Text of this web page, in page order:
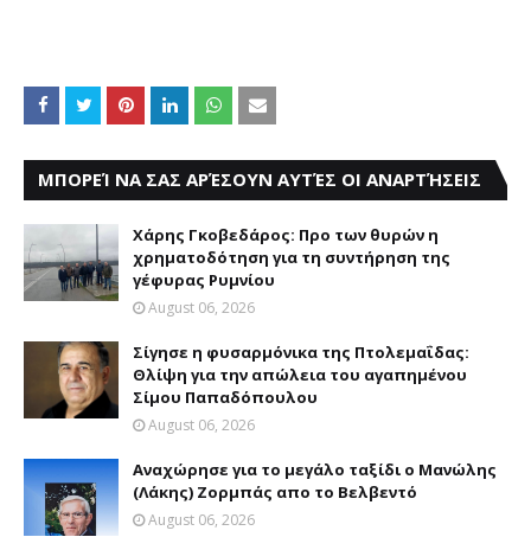
ΜΠΟΡΕΊ ΝΑ ΣΑΣ ΑΡΈΣΟΥΝ ΑΥΤΈΣ ΟΙ ΑΝΑΡΤΉΣΕΙΣ
Χάρης Γκοβεδάρος: Προ των θυρών η
χρηματοδότηση για τη συντήρηση της
γέφυρας Ρυμνίου
August 06, 2026
Σίγησε η φυσαρμόνικα της Πτολεμαΐδας:
Θλίψη για την απώλεια του αγαπημένου
Σίμου Παπαδόπουλου
August 06, 2026
Αναχώρησε για το μεγάλο ταξίδι ο Μανώλης
(Λάκης) Ζορμπάς απο το Βελβεντό
August 06, 2026